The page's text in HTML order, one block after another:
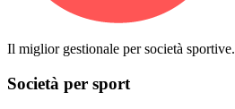
Il miglior gestionale per società sportive.
Società per sport